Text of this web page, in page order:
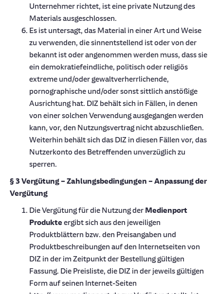
Unternehmer richtet, ist eine private Nutzung des
Materials ausgeschlossen.
Es ist untersagt, das Material in einer Art und Weise
zu verwenden, die sinnentstellend ist oder von der
bekannt ist oder angenommen werden muss, dass sie
ein demokratiefeindliche, politisch oder religiös
extreme und/oder gewaltverherrlichende,
pornographische und/oder sonst sittlich anstößige
Ausrichtung hat. DIZ behält sich in Fällen, in denen
von einer solchen Verwendung ausgegangen werden
kann, vor, den Nutzungsvertrag nicht abzuschließen.
Weiterhin behält sich das DIZ in diesen Fällen vor, das
Nutzerkonto des Betreffenden unverzüglich zu
sperren.
§ 3 Vergütung – Zahlungsbedingungen – Anpassung der
Vergütung
Die Vergütung für die Nutzung der Medienport
Produkte ergibt sich aus den jeweiligen
Produktblättern bzw. den Preisangaben und
Produktbeschreibungen auf den Internetseiten von
DIZ in der im Zeitpunkt der Bestellung gültigen
Fassung. Die Preisliste, die DIZ in der jeweils gültigen
Form auf seinen Internet-Seiten